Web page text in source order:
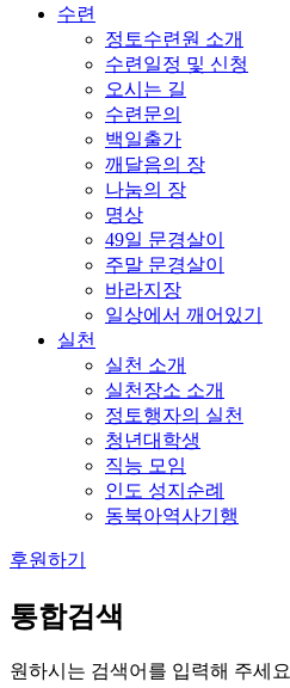
수련
정토수련원 소개
수련일정 및 신청
오시는 길
수련문의
백일출가
깨달음의 장
나눔의 장
명상
49일 문경살이
주말 문경살이
바라지장
일상에서 깨어있기
실천
실천 소개
실천장소 소개
정토행자의 실천
청년대학생
직능 모임
인도 성지순례
동북아역사기행
후원하기
통합검색
원하시는 검색어를 입력해 주세요